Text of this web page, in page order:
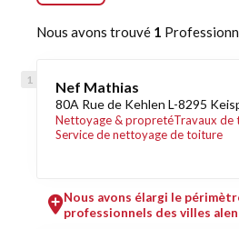
Nous avons trouvé 1
Nef Mathias
80A Rue de Kehlen L-8295
Nettoyage & propretéTravaux de
Service de nettoyage de toiture
Nous avons élargi le
professionnels des villes